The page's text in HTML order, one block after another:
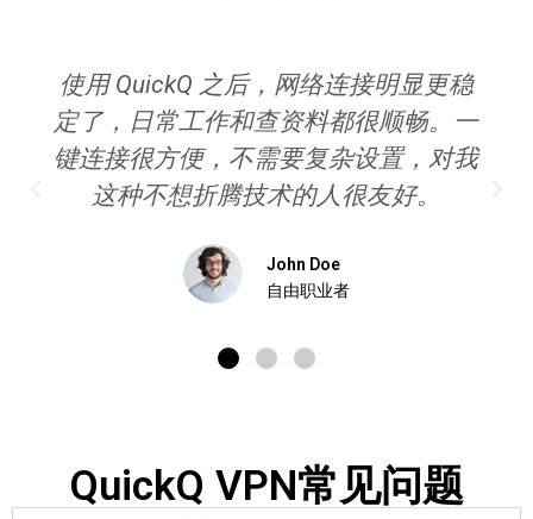
我比较看重速度和稳定性，QuickQ 在
峰时段的表现让我很满意，连接速度
快，而且掉线情况很少，整体体验比
前用过的工具要好。
CEO
QuickQ VPN常见问题